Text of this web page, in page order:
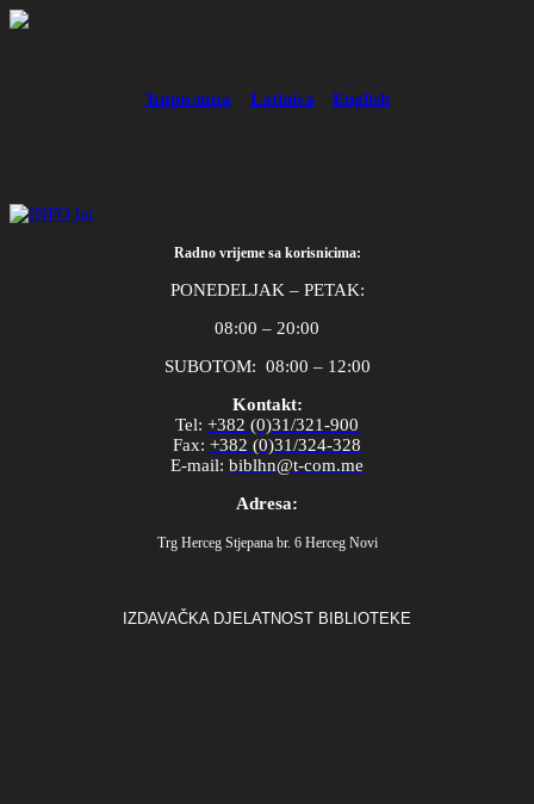
Ћирилица Latinica English
Radno vrijeme sa korisnicima:
PONEDELJAK – PETAK:
08:00 – 20:00
SUBOTOM: 08:00 – 12:00
Kontakt:
Tel: +382 (0)31/321-900
Fax: +382 (0)31/324-328
E-mail: biblhn@t-com.me
Adresa:
Trg Herceg Stjepana br. 6 Herceg Novi
IZDAVAČKA DJELATNOST BIBLIOTEKE